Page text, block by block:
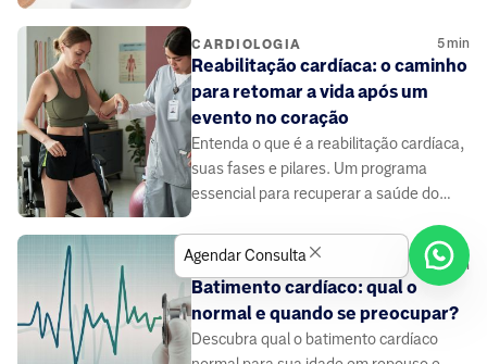
CARDIOLOGIA 5min
Reabilitação cardíaca: o caminho
para retomar a vida após um
evento no coração
Entenda o que é a reabilitação cardíaca,
suas fases e pilares. Um programa
essencial para recuperar a saúde do
CARDIOLOGIA 5min
Batimento cardíaco: qual o
normal e quando se preocupar?
Descubra qual o batimento cardíaco
Agendar Consulta